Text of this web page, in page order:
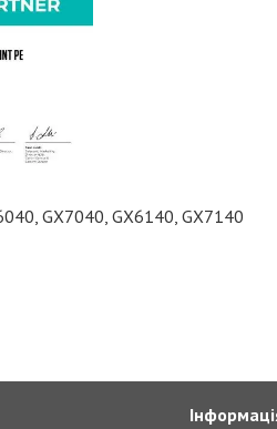
GX7040, GX6140, GX7140